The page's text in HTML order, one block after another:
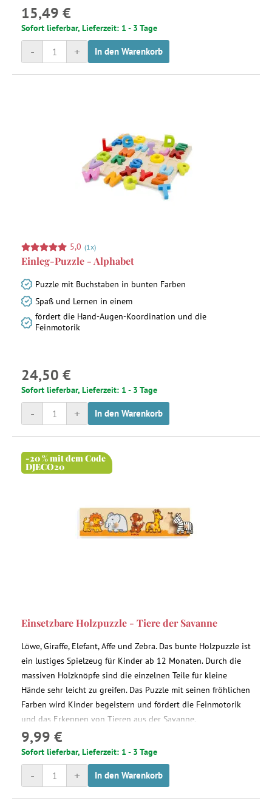
15,49 €
Sofort lieferbar, Lieferzeit: 1 - 3 Tage
+
- In den Warenkorb
5,0 (1x)
Einleg-Puzzle - Alphabet
Puzzle mit Buchstaben in bunten Farben
Spaß und Lernen in einem
fördert die Hand-Augen-Koordination und die
Feinmotorik
24,50 €
Sofort lieferbar, Lieferzeit: 1 - 3 Tage
+
- In den Warenkorb
-20 % mit dem Code
DJECO20
Einsetzbare Holzpuzzle - Tiere der Savanne
Löwe, Giraffe, Elefant, Affe und Zebra. Das bunte Holzpuzzle ist
ein lustiges Spielzeug für Kinder ab 12 Monaten. Durch die
massiven Holzknöpfe sind die einzelnen Teile für kleine
Hände sehr leicht zu greifen. Das Puzzle mit seinen fröhlichen
Farben wird Kinder begeistern und fördert die Feinmotorik
und das Erkennen von Tieren aus der Savanne.
9,99 €
Sofort lieferbar, Lieferzeit: 1 - 3 Tage
+
- In den Warenkorb